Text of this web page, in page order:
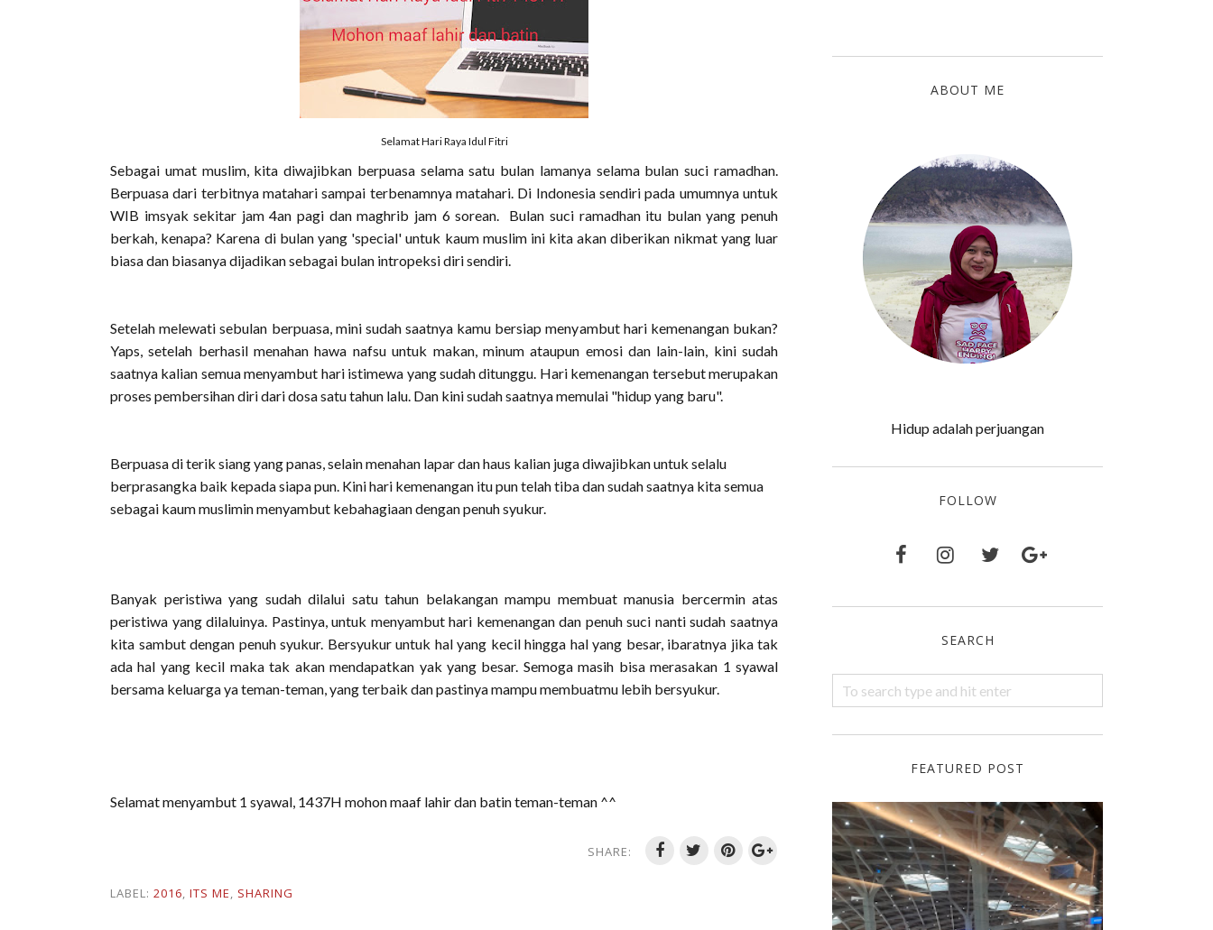
Selamat Hari Raya Idul Fitri
Sebagai umat muslim, kita diwajibkan berpuasa selama satu bulan lamanya selama bulan suci ramadhan.
Berpuasa dari terbitnya matahari sampai terbenamnya matahari. Di Indonesia sendiri pada umumnya untuk
WIB imsyak sekitar jam 4an pagi dan maghrib jam 6 sorean. Bulan suci ramadhan itu bulan yang penuh
berkah, kenapa? Karena di bulan yang 'special' untuk kaum muslim ini kita akan diberikan nikmat yang luar
biasa dan biasanya dijadikan sebagai bulan intropeksi diri sendiri.
Setelah melewati sebulan berpuasa, mini sudah saatnya kamu bersiap menyambut hari kemenangan bukan?
Yaps, setelah berhasil menahan hawa nafsu untuk makan, minum ataupun emosi dan lain-lain, kini sudah
saatnya kalian semua menyambut hari istimewa yang sudah ditunggu. Hari kemenangan tersebut merupakan
proses pembersihan diri dari dosa satu tahun lalu. Dan kini sudah saatnya memulai "hidup yang baru".
Berpuasa di terik siang yang panas, selain menahan lapar dan haus kalian juga diwajibkan untuk selalu
berprasangka baik kepada siapa pun. Kini hari kemenangan itu pun telah tiba dan sudah saatnya kita semua
sebagai kaum muslimin menyambut kebahagiaan dengan penuh syukur.
Banyak peristiwa yang sudah dilalui satu tahun belakangan mampu membuat manusia bercermin atas
peristiwa yang dilaluinya. Pastinya, untuk menyambut hari kemenangan dan penuh suci nanti sudah saatnya
kita sambut dengan penuh syukur. Bersyukur untuk hal yang kecil hingga hal yang besar, ibaratnya jika tak
ada hal yang kecil maka tak akan mendapatkan yak yang besar. Semoga masih bisa merasakan 1 syawal
bersama keluarga ya teman-teman, yang terbaik dan pastinya mampu membuatmu lebih bersyukur.
Selamat menyambut 1 syawal, 1437H mohon maaf lahir dan batin teman-teman ^^
SHARE:
LABEL: 2016, ITS ME, SHARING
ABOUT ME
Hidup adalah perjuangan
FOLLOW
SEARCH
FEATURED POST